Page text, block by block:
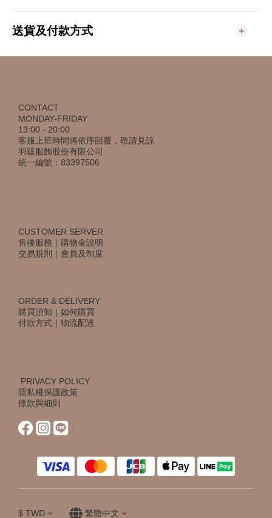
送貨及付款方式
CONTACT
MONDAY-FRIDAY
13:00 - 20:00
客服上班時間將依序回覆，敬請見諒
羽筳服飾股份有限公司
統一編號：83397506
CUSTOMER SERVER
售後服務 ｜ 購物金說明
交易規則
｜ 會員及制度
ORDER & DELIVERY
購買須知 ｜ 如何購買
付款方式 ｜ 物流配送
PRIVACY POLICY
隱私權保護政策
條款與細則
$ TWD 繁體中文